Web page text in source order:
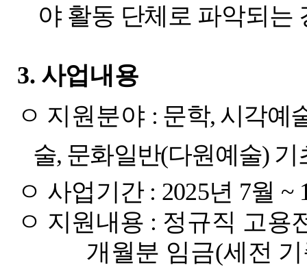
야 활동 단체로 파악되는
3. 사업내용
ㅇ 지원분야 : 문학, 시각예
술, 문화일반(다원예술) 기
ㅇ 사업기간 : 2025년 7월 ~
ㅇ 지원내용 : 정규직 고용
개월분 임금(세전